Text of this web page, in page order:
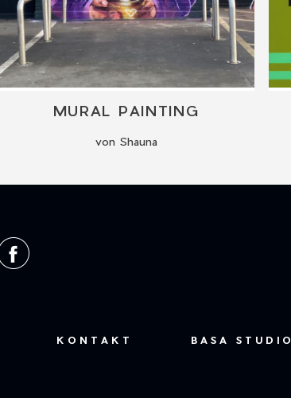
MURAL PAINTING
von Shauna
KONTAKT BASA STUDIO